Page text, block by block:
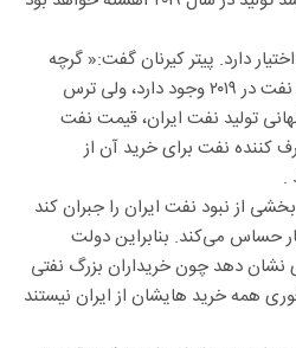
دارد. پیتر کیرنان گفت:« گرچه
نگرانی در مورد کاهش تقاضای نفت در ۲۰۱۹ وجود دارد، ولی ترس
تولید نفت ایران، قیمت نفت
کننده نفت برای خرید آن از
.
از نبود نفت ایران را جبران کند
حساس می‌کند. بنابراین دولت
نشان دهد چون خریداران بزرگ نفتی
همه خرید هایشان از ایران نیستند